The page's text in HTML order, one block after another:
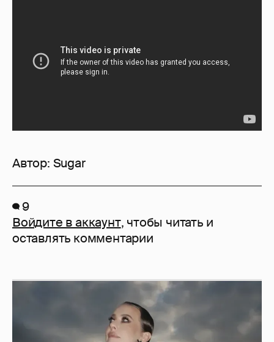
Автор: Sugar
9
Войдите в аккаунт, чтобы читать и
оставлять комментарии